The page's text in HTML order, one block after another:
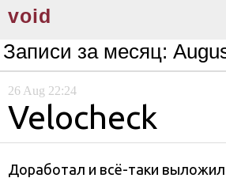
void
Записи за месяц:
26 Aug 22:24
Velocheck
Доработал и всё-таки выложил